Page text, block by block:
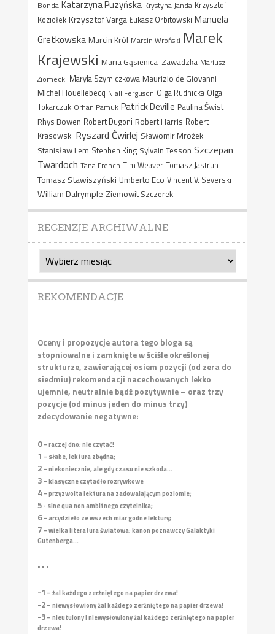
Bonda Katarzyna Puzyńska Krystyna Janda Krzysztof
Koziołek Krzysztof Varga Łukasz Orbitowski Manuela
Gretkowska Marcin Król Marcin Wroński Marek
Krajewski Maria Gąsienica-Zawadzka Mariusz
Ziomecki Maryla Szymiczkowa Maurizio de Giovanni
Michel Houellebecq Niall Ferguson Olga Rudnicka Olga
Tokarczuk Orhan Pamuk Patrick Deville Paulina Świst
Rhys Bowen Robert Dugoni Robert Harris Robert
Krasowski Ryszard Ćwirlej Sławomir Mrożek
Stanisław Lem Stephen King Sylvain Tesson Szczepan
Twardoch Tana French Tim Weaver Tomasz Jastrun
Tomasz Stawiszyński Umberto Eco Vincent V. Severski
William Dalrymple Ziemowit Szczerek
RECENZJE ARCHIWALNE
Recenzje
archiwalne
REKOMENDACJE
Oceny i propozycje autora tego bloga są
stopniowalne i zamknięte w ściśle określonej
strukturze, zawierającej osiem pozycji (od zera do
siedmiu) rekomendacji nacechowanych lekko
ujemnie, neutralnie bądź pozytywnie – oraz trzy
pozycje (od minus jeden do minus trzy)
zdecydowanie negatywne:
0– raczej dno; nie czytać!
1 – słabe, lektura zbędna;
2– niekoniecznie, ale gdy czasu nie szkoda...
3– klasyczne czytadło rozrywkowe
4– przyzwoita lektura na zadowalającym poziomie;
5- sine qua non ambitnego czytelnika;
6– arcydzieło ze wszech miar godne lektury;
7– wielka literatura światowa; kanon poznawczy Galaktyki
Gutenberga...
• • •
-1 – żal każdego zerżniętego na papier drzewa!
-2– niewysłowiony żal każdego zerżniętego na papier drzewa!
-3– nieutulony i niewysłowiony żal każdego zerżniętego na papier
drzewa!